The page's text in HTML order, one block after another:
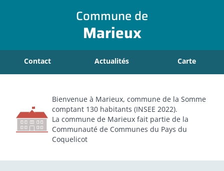
Commune de
Marieux
Contact Actualités Carte
Bienvenue à Marieux, commune de la Somme
comptant 130 habitants (INSEE 2022).
La commune de Marieux fait partie de la
Communauté de Communes du Pays du
Coquelicot